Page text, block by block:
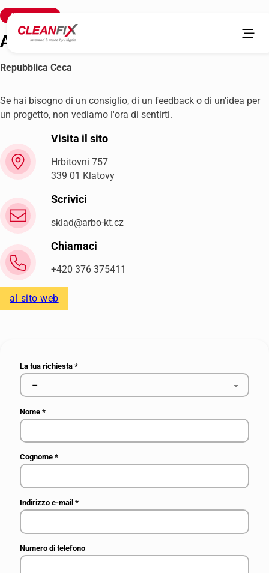
ARBO, spol. sr.o.
Repubblica Ceca
CONTATTI
Se hai bisogno di un consiglio, di un feedback o di un'idea per
un progetto, non vediamo l'ora di sentirti.
Visita il sito
Hrbitovni 757
339 01 Klatovy
Scrivici
sklad@arbo-kt.cz
Chiamaci
+420 376 375411
al sito web
La tua richiesta*
Nome*
Cognome*
Indirizzo e-mail*
Numero di telefono